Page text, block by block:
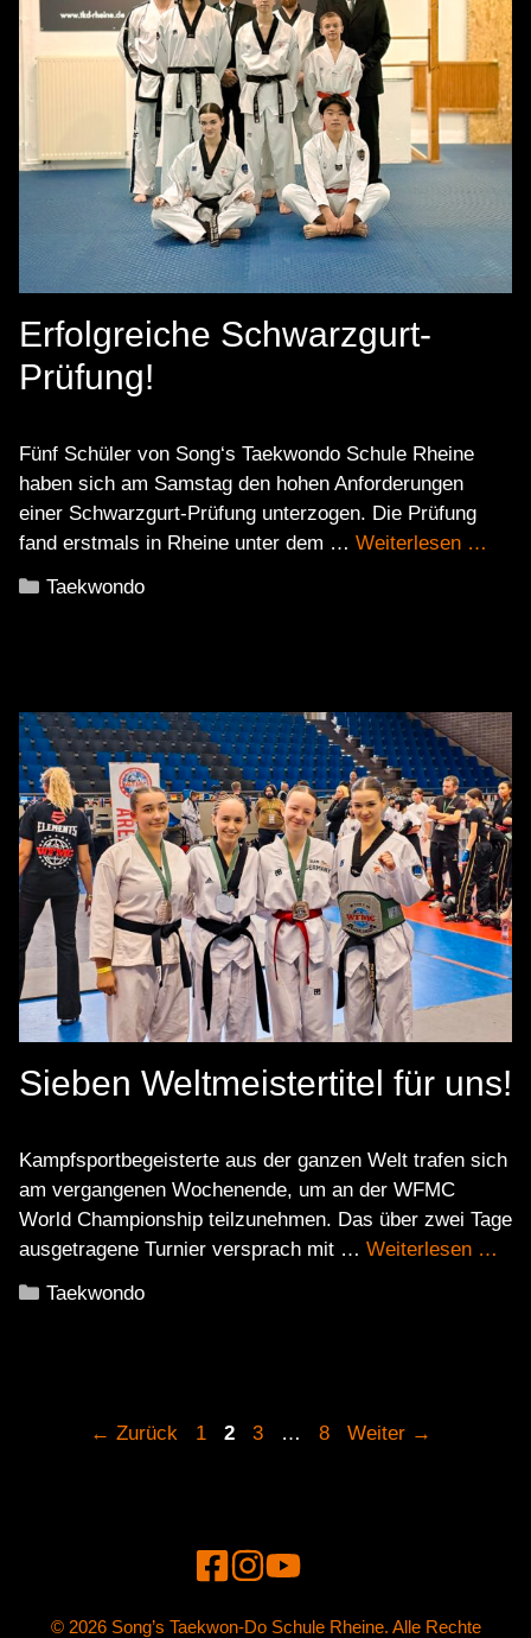
Erfolgreiche Schwarzgurt-
Prüfung!
Fünf Schüler von Song‘s Taekwondo Schule Rheine
haben sich am Samstag den hohen Anforderungen
einer Schwarzgurt-Prüfung unterzogen. Die Prüfung
fand erstmals in Rheine unter dem … Weiterlesen …
Kategorien
Taekwondo
Sieben Weltmeistertitel für uns!
Kampfsportbegeisterte aus der ganzen Welt trafen sich
am vergangenen Wochenende, um an der WFMC
World Championship teilzunehmen. Das über zwei Tage
ausgetragene Turnier versprach mit … Weiterlesen …
Kategorien
Taekwondo
← Zurück Seite
1 Seite
2 Seite
3 … Seite
8 Weiter →
© 2026 Song’s Taekwon-Do Schule Rheine. Alle Rechte